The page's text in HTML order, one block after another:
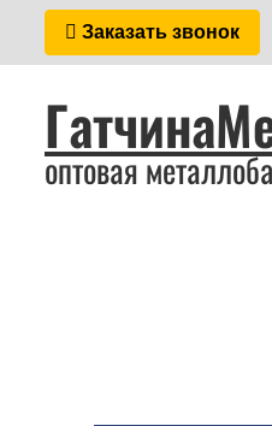
Заказать звонок
оптовая